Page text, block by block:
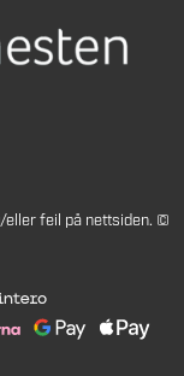
eller feil på nettsiden. ©